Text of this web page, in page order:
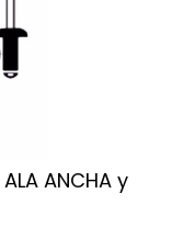
ALA ANCHA y